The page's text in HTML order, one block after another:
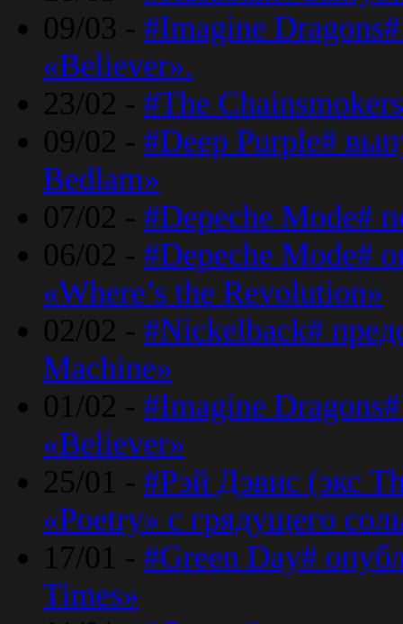
09/03 - #Imagine
«Believer».
23/02 - #The
09/02 - #Deep Purple#
Bedlam»
07/02 - #Depeche Mode#
06/02 - #Depeche Mode#
«Where’s the Revolution»
02/02 - #Nickelback#
Machine»
01/02 - #Imagine
«Believer»
25/01 - #Рэй Дэвис (экс
«Poetry» с грядущего
17/01 - #Green Day#
Times»